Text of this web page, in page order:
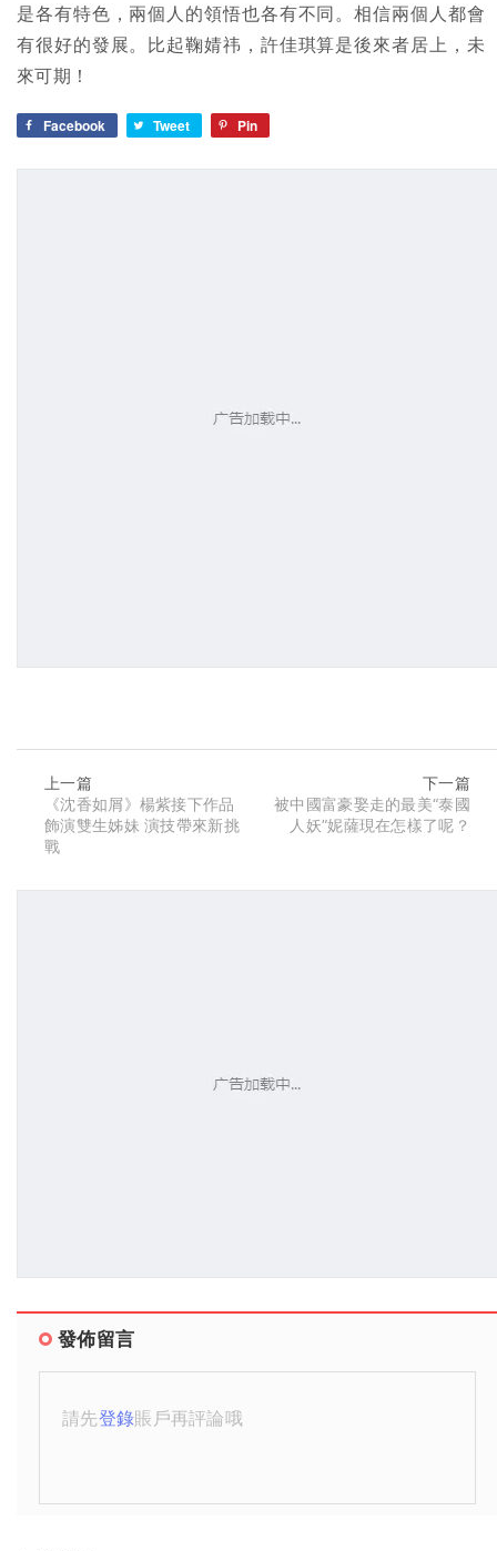
是各有特色，兩個人的領悟也各有不同。相信兩個人都會
有很好的發展。比起鞠婧祎，許佳琪算是後來者居上，未
來可期！
Facebook Tweet Pin
上一篇
《沈香如屑》楊紫接下作品
飾演雙生姊妹 演技帶來新挑
戰
下一篇
被中國富豪娶走的最美“泰國
人妖”妮薩現在怎樣了呢？
發佈留言
請先登錄賬戶再評論哦